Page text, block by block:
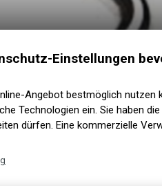
Einstellungen
Angebot bestmöglich nutzen
Technologien ein. Sie haben
dürfen. Eine kommerzielle